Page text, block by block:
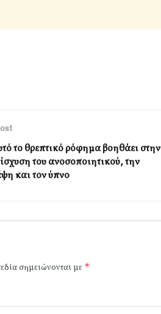
το θρεπτικό ρόφημα βοηθάει στην
του ανοσοποιητικού, την
και τον ύπνο
σημειώνονται με *